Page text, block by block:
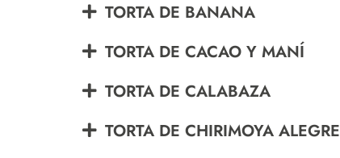
TORTA DE BANANA
TORTA DE CACAO Y MANÍ
TORTA DE CALABAZA
TORTA DE CHIRIMOYA ALEGRE